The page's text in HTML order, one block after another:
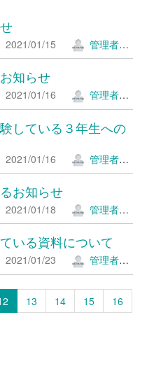
2021/01/15 管理者ＫＫ
知らせ
2021/01/16 管理者ＫＫ
している３年生への
2021/01/16 管理者ＫＫ
お知らせ
2021/01/18 管理者ＫＫ
いる資料について
2021/01/23 管理者ＫＫ
13 14 15
16